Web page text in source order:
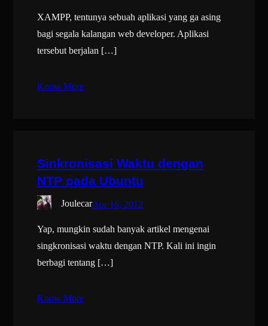
XAMPP, tentunya sebuah aplikasi yang ga asing
bagi segala kalangan web developer. Aplikasi
tersebut berjalan […]
Know More
Sinkronisasi Waktu dengan
NTP pada Ubuntu
JoulecarApr 16, 2012
Yap, mungkin sudah banyak artikel mengenai
singkronisasi waktu dengan NTP. Kali ini ingin
berbagi tentang […]
Know More